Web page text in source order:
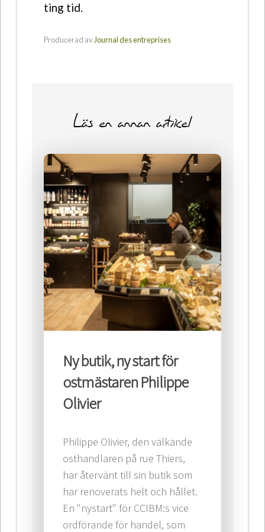
ting tid.
Producerad av Journal des entreprises
Läs en annan artikel
Ny butik, ny start för
ostmästaren Philippe
Olivier
Philippe Olivier, den välkände
osthandlaren på rue Thiers,
har återvänt till sin butik som
har renoverats helt och hållet.
En "nystart" för CCIBM:s vice
ordförande för handel, som